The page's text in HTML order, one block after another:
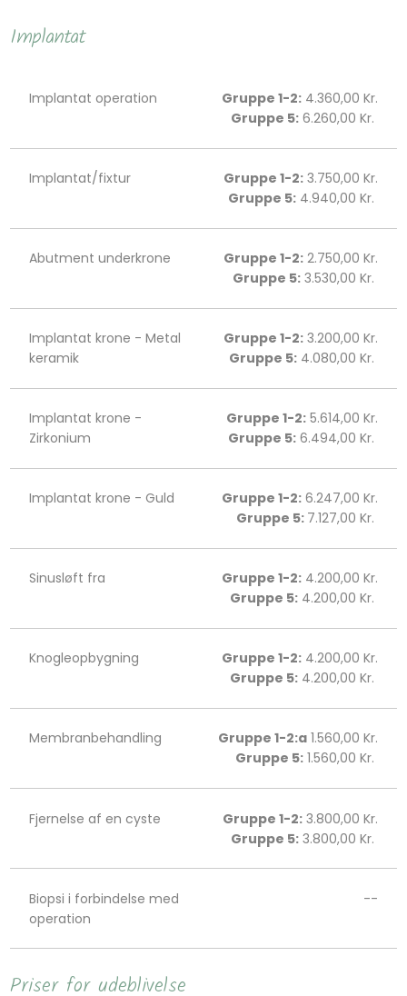
​Implantat
Implantat operation Gruppe 1-2:4.360,00 Kr.
Gruppe 5:6.260,00 Kr. ​​​
Implantat/fixtur Gruppe 1-2:3.750,00 Kr.
Gruppe 5:4.940,00 Kr. ​​​
Abutment underkrone Gruppe 1-2:2.750,00 Kr.
Gruppe 5:3.530,00 Kr. ​​​
Implantat krone - Metal
keramik
Gruppe 1-2:3.200,00 Kr.
Gruppe 5:4.080,00 Kr. ​​​
Implantat krone -
Zirkonium
Gruppe 1-2:5.614,00 Kr.
Gruppe 5:6.494,00 Kr. ​​​
Implantat krone - Guld Gruppe 1-2:6.247,00 Kr.
Gruppe 5: 7.127,00 Kr. ​​​
Sinusløft fra Gruppe 1-2:4.200,00 Kr.
Gruppe 5:4.200,00 Kr. ​​​
Knogleopbygning Gruppe 1-2:4.200,00 Kr.
Gruppe 5:4.200,00 Kr. ​​​
Membranbehandling Gruppe 1-2:a1.560,00 Kr.
Gruppe 5:1.560,00 Kr. ​​​
Fjernelse af en cyste Gruppe 1-2:3.800,00 Kr.
Gruppe 5:3.800,00 Kr. ​​​
Biopsi i forbindelse med
operation
--
Priser for udeblivelse